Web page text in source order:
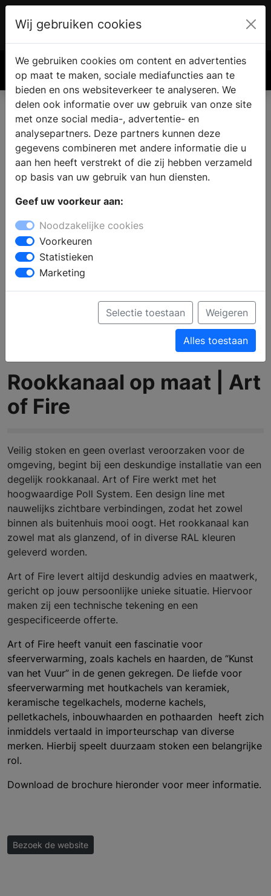
€ 0.00
Rookkanaal op maat | Art
of Fire
Veilig stoken en geen overlast veroorzaken voor de
omgeving, begint bij een deskundige installatie van een
degelijk rookkanaal. Art of Fire werkt met het
hoogwaardige Poll System. Een design line met
nauwelijks zichtbare verbindingen, zodat het zowel
binnen als buitenhuis mooi oogt. Het rookkanaal kan
zowel mat als glanzend, of in diverse RAL kleuren
geleverd worden.
Art of Fire levert altijd deskundig advies en maatwerk,
gericht op jouw persoonlijke unieke situatie. Hiervoor
maken zij een technische tekening en een
gespecificeerde offerte.
Art of Fire heeft vanuit een fascinatie voor
sfeerverwarming, zoals kachels en haarden, de “Kunst
van het Vuur” in de genen gekregen. De liefde voor
sfeerverwarming met houtkachels van keramiek,
keramische tegelkachels, moderne kachels,
pelletkachels, inbouwhaarden en pothaarden heeft zich
inmiddels vertaald in importeurschap van diverse
merken. Hierbij speelt duurzaam stoken een belangrijke
rol.
Download de brochure hieronder voor meer informatie.
Bezoek de website
Wij gebruiken cookies
We gebruiken cookies om content en advertenties
op maat te maken, sociale mediafuncties aan te
bieden en ons websiteverkeer te analyseren. We
delen ook informatie over uw gebruik van onze site
met onze social media-, advertentie- en
analysepartners. Deze partners kunnen deze
gegevens combineren met andere informatie die u
aan hen heeft verstrekt of die zij hebben verzameld
op basis van uw gebruik van hun diensten.
Geef uw voorkeur aan:
Noodzakelijke cookies
Voorkeuren
Statistieken
Marketing
Selectie toestaan Weigeren
Alles toestaan